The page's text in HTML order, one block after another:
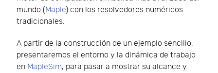
mundo (Maple) con los resolvedores numéricos
tradicionales.
A partir de la construcción de un ejemplo sencillo,
presentaremos el entorno y la dinámica de trabajo
en MapleSim, para pasar a mostrar su alcance y